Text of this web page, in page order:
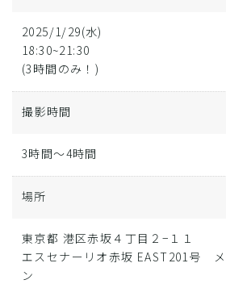
2025/1/29(水)
18:30~21:30
(3時間のみ！)
撮影時間
3時間～4時間
場所
東京都 港区赤坂４丁目２−１１
エスセナーリオ赤坂 EAST201号
ン